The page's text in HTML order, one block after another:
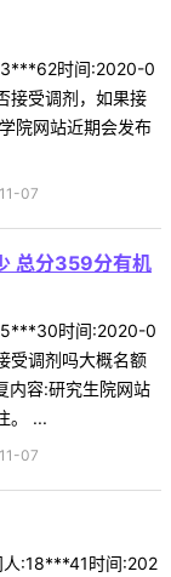
时间:2020-0
接受调剂，如果接
院网站近期会发布
07
总分359分有机
时间:2020-0
受调剂吗大概名额
内容:研究生院网站
。 ...
07
人:18***41时间:202